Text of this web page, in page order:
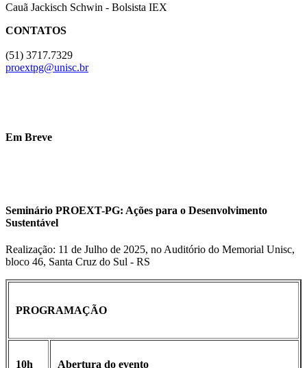
Cauã Jackisch Schwin - Bolsista IEX
CONTATOS
(51) 3717.7329
proextpg@unisc.br
Em Breve
Seminário PROEXT-PG: Ações para o Desenvolvimento
Sustentável
Realização: 11 de Julho de 2025, no Auditório do Memorial Unisc,
bloco 46, Santa Cruz do Sul - RS
PROGRAMAÇÃO
10h Abertura do evento